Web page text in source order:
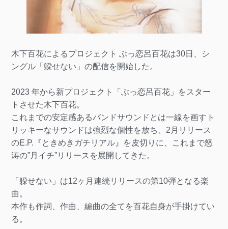
木下百花によるプロジェクト ぶっ恋呂百花は30日、シ
ングル「躱せない」の配信を開始した。
2023 年から新プロジェクト「ぶっ恋呂百花」をスター
トさせた木下百花。
これまでの安定感あるバンドサウンドとは一線を画すト
リッキーなサウンドは強烈な個性を放ち、2月リリース
のE.P.『ときめきガチリアル』を皮切りに、これまで怒
涛の”月イチ”リリースを展開してきた。
「躱せない」は12ヶ月連続リリースの第10弾となる楽
曲。
本作も作詞、作曲、編曲の全てを百花自身が手掛けてい
る。